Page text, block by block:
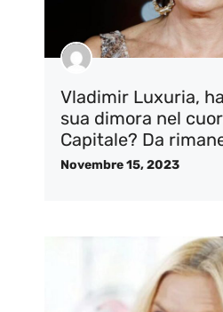
Vladimir Luxuria,
sua dimora nel
Capitale? Da
Novembre 15, 2023